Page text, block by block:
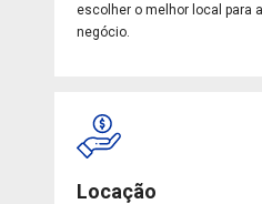
escolher o melhor local para
negócio.
Locação